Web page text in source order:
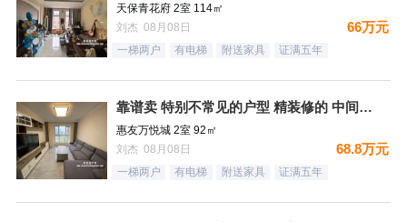
天保青花府 2室 114㎡
刘杰 08月08日
66万元
一梯两户 有电梯 附送家具 证满五年
靠谱卖 特别不常见的户型 精装修的 中间楼层 卫生间带窗户
惠友万悦城 2室 92㎡
刘杰 08月08日
68.8万元
一梯两户 有电梯 附送家具 证满五年